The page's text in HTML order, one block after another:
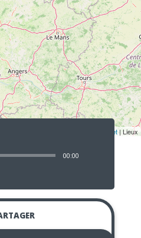
Leaflet | Lieux
00:00